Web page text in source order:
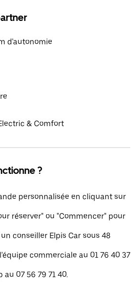
d'autonomie
& Comfort
?
personnalisée en cliquant sur
réserver" ou "Commencer" pour
conseiller Elpis Car sous 48
commerciale au 01 76 40 37
07 56 79 71 40.